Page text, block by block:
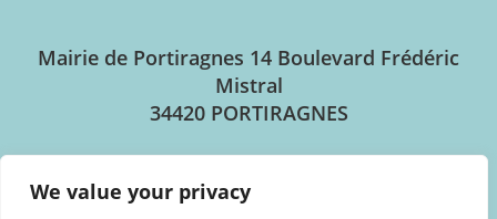
We value your privacy
Mairie de Portiragnes 14 Boulevard Frédéric
Mistral
34420 PORTIRAGNES
Horaires d’ouverture